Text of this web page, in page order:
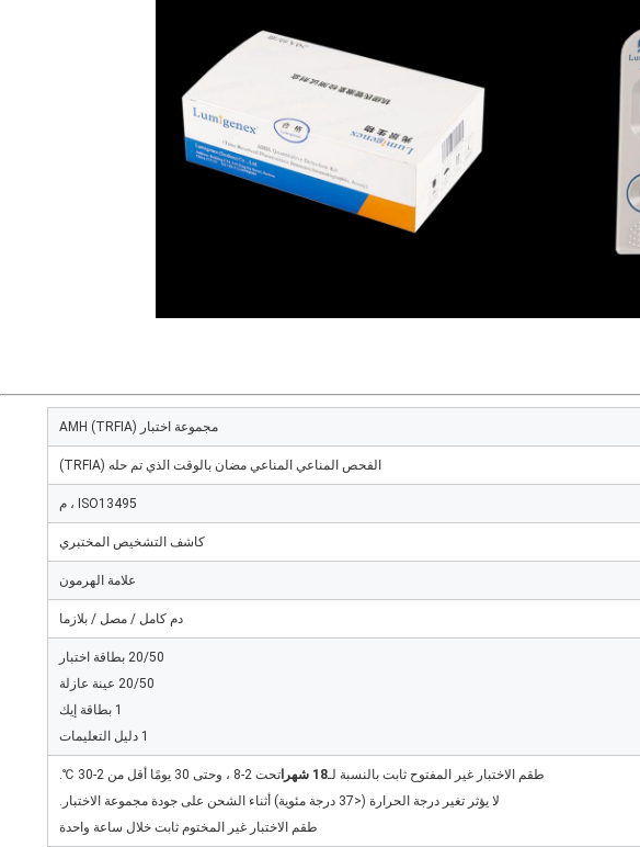
مجموعة اختبار AMH (TRFIA)
الفحص المناعي المناعي مضان بالوقت الذي تم حله (TRFIA)
ISO13495 ، م
كاشف التشخيص المختبري
علامة الهرمون
دم كامل / مصل / بلازما
20/50 بطاقة اختبار
20/50 عينة عازلة
1 بطاقة إيك
1 دليل التعليمات
طقم الاختبار غير المفتوح ثابت بالنسبة لـ18 شهرا
تحت 2-8 ، وحتى 30 يومًا أقل من 2-30 ℃.
لا يؤثر تغير درجة الحرارة (<37 درجة مئوية) أثناء الشحن على جودة مجموعة الاختبار.
طقم الاختبار غير المختوم ثابت خلال ساعة واحدة